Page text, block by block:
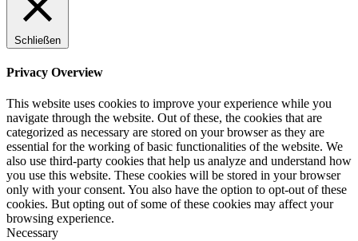
Schließen
Privacy Overview
This website uses cookies to improve your experience while you
navigate through the website. Out of these, the cookies that are
categorized as necessary are stored on your browser as they are
essential for the working of basic functionalities of the website. We
also use third-party cookies that help us analyze and understand how
you use this website. These cookies will be stored in your browser
only with your consent. You also have the option to opt-out of these
cookies. But opting out of some of these cookies may affect your
browsing experience.
Necessary